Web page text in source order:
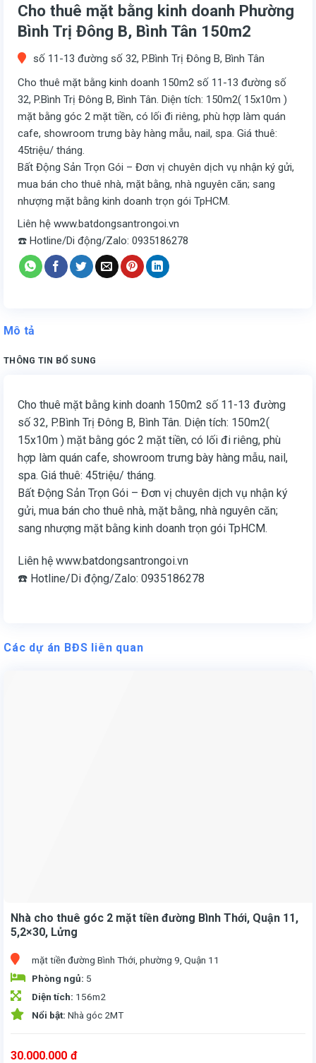
Cho thuê mặt bằng kinh doanh Phường
Bình Trị Đông B, Bình Tân 150m2
số 11-13 đường số 32, P.Bình Trị Đông B, Bình Tân
Cho thuê mặt bằng kinh doanh 150m2 số 11-13 đường số
32, P.Bình Trị Đông B, Bình Tân. Diện tích: 150m2( 15x10m )
mặt bằng góc 2 mặt tiền, có lối đi riêng, phù hợp làm quán
cafe, showroom trưng bày hàng mẫu, nail, spa. Giá thuê:
45triệu/ tháng.
Bất Động Sản Trọn Gói – Đơn vị chuyên dịch vụ nhận ký gửi,
mua bán cho thuê nhà, mặt bằng, nhà nguyên căn; sang
nhượng mặt bằng kinh doanh trọn gói TpHCM.
Liên hệ www.batdongsantrongoi.vn
☎️ Hotline/Di động/Zalo: 0935186278
Mô tả
THÔNG TIN BỔ SUNG
Cho thuê mặt bằng kinh doanh 150m2 số 11-13 đường
số 32, P.Bình Trị Đông B, Bình Tân. Diện tích: 150m2(
15x10m ) mặt bằng góc 2 mặt tiền, có lối đi riêng, phù
hợp làm quán cafe, showroom trưng bày hàng mẫu, nail,
spa. Giá thuê: 45triệu/ tháng.
Bất Động Sản Trọn Gói – Đơn vị chuyên dịch vụ nhận ký
gửi, mua bán cho thuê nhà, mặt bằng, nhà nguyên căn;
sang nhượng mặt bằng kinh doanh trọn gói TpHCM.
Liên hệ www.batdongsantrongoi.vn
☎️ Hotline/Di động/Zalo: 0935186278
Các dự án BĐS liên quan
Nhà cho thuê góc 2 mặt tiền đường Bình Thới, Quận 11,
5,2×30, Lửng
mặt tiền đường Bình Thới, phường 9, Quận 11
Phòng ngủ: 5
Diện tích: 156m2
Nổi bật: Nhà góc 2MT
30.000.000 đ